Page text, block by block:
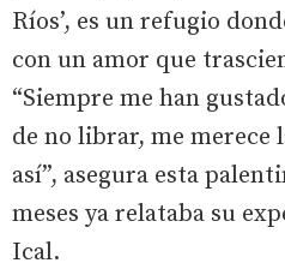
Ríos’, es un refugio
con un amor que
“Siempre me han
de no librar, me merece
así”, asegura esta
meses ya relataba su
Ical.